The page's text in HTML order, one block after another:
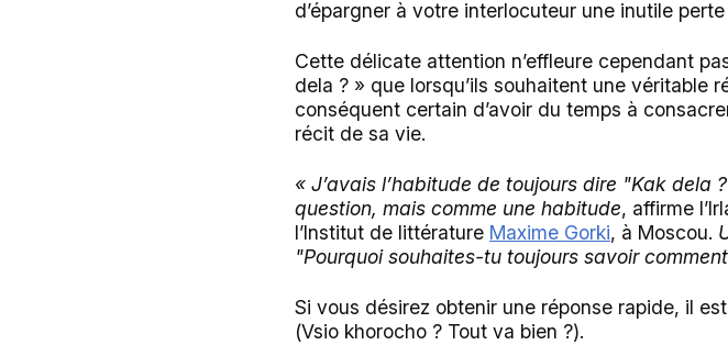
d’épargner à votre interlocuteur une inutile
Cette délicate attention n’effleure cependant
dela ? » que lorsqu’ils souhaitent une véritable
conséquent certain d’avoir du temps à
récit de sa vie.
« J’avais l’habitude de toujours dire "Kak dela
question, mais comme une habitude, affirme
l’Institut de littérature Maxime Gorki, à Moscou.
"Pourquoi souhaites-tu toujours savoir
Si vous désirez obtenir une réponse rapide, il
(Vsio khorocho ? Tout va bien ?).